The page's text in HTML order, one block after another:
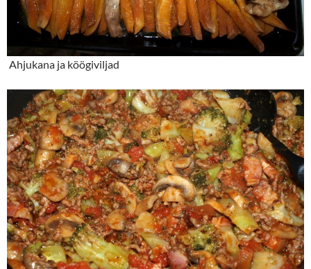
Ahjukana ja köögiviljad